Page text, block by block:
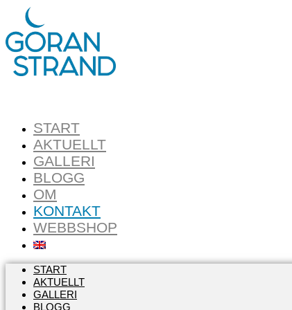
START
AKTUELLT
GALLERI
BLOGG
OM
KONTAKT
WEBBSHOP
START
AKTUELLT
GALLERI
BLOGG